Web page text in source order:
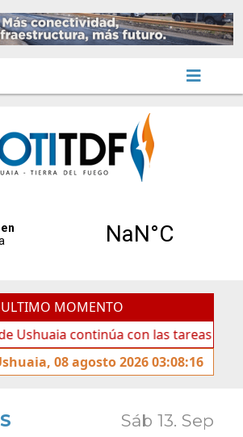
ULTIMO MOMENTO
continúa con las tareas de
08 agosto 2026 03:08:16
Sáb 13. Sep